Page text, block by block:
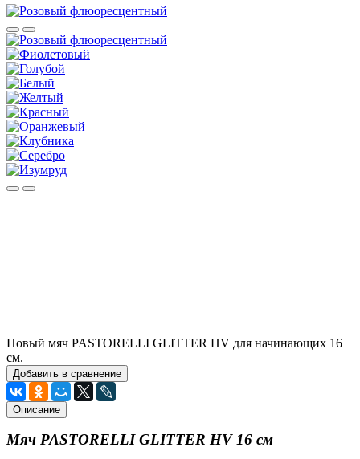
Новый мяч PASTORELLI GLITTER HV для начинающих 16
см.
Добавить в сравнение
Описание
Мяч PASTORELLI GLITTER HV 16 см